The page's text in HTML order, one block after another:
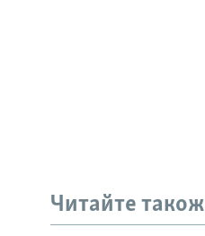
Читайте також